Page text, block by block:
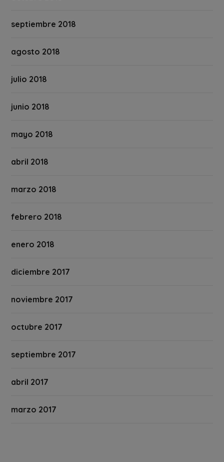
septiembre 2018
agosto 2018
julio 2018
junio 2018
mayo 2018
abril 2018
marzo 2018
febrero 2018
enero 2018
diciembre 2017
noviembre 2017
octubre 2017
septiembre 2017
abril 2017
marzo 2017